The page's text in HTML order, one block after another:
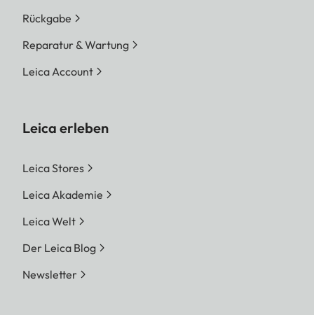
Rückgabe
Reparatur & Wartung
Leica Account
Leica erleben
Leica Stores
Leica Akademie
Leica Welt
Der Leica Blog
Newsletter